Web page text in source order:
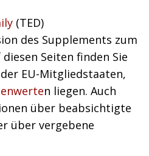
(TED)
des Supplements zum
Seiten finden Sie
EU-Mitgliedstaaten,
n liegen. Auch
über beabsichtigte
über vergebene